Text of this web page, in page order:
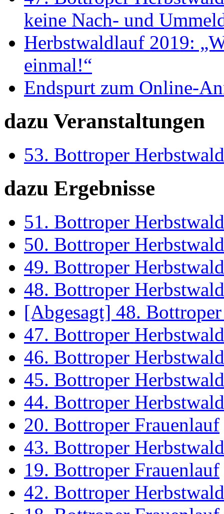
keine Nach- und
Herbstwaldlauf 2019:
einmal!“
Endspurt zum Online-
dazu Veranstaltungen
53. Bottroper
dazu Ergebnisse
51. Bottroper
50. Bottroper
49. Bottroper
48. Bottroper
[Abgesagt] 48.
47. Bottroper
46. Bottroper
45. Bottroper
44. Bottroper
20. Bottroper Frauenlauf
43. Bottroper
19. Bottroper Frauenlauf
42. Bottroper